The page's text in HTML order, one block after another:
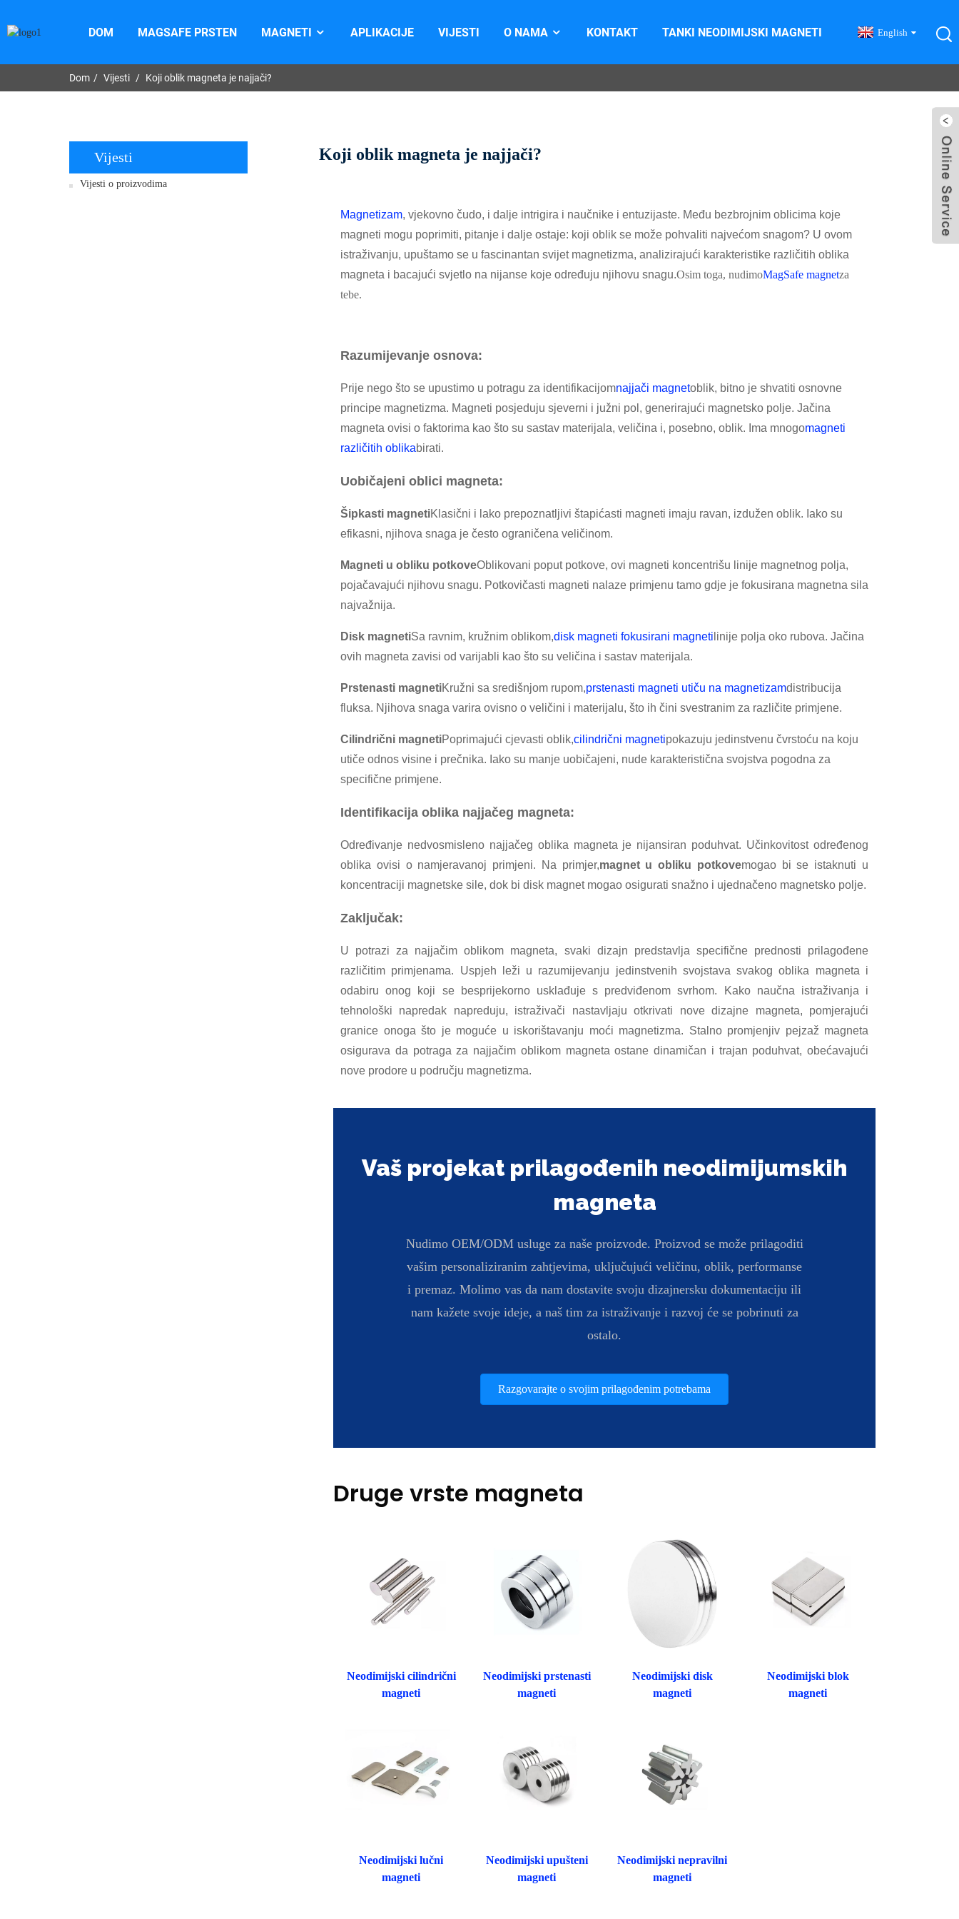
DOM MAGSAFE PRSTEN MAGNETI APLIKACIJE VIJESTI O NAMA KONTAKT TANKI NEODIMIJSKI MAGNETI English
Dom Vijesti Koji oblik magneta je najjači?
Vijesti
Vijesti o proizvodima
Koji oblik magneta je najjači?
Magnetizam, vjekovno čudo, i dalje intrigira i naučnike i entuzijaste. Među bezbrojnim oblicima koje
magneti mogu poprimiti, pitanje i dalje ostaje: koji oblik se može pohvaliti najvećom snagom? U ovom
istraživanju, upuštamo se u fascinantan svijet magnetizma, analizirajući karakteristike različitih oblika
magneta i bacajući svjetlo na nijanse koje određuju njihovu snagu.Osim toga, nudimoMagSafe magnetza
tebe.
Razumijevanje osnova:
Prije nego što se upustimo u potragu za identifikacijomnajjači magnetoblik, bitno je shvatiti osnovne
principe magnetizma. Magneti posjeduju sjeverni i južni pol, generirajući magnetsko polje. Jačina
magneta ovisi o faktorima kao što su sastav materijala, veličina i, posebno, oblik. Ima mnogomagneti
različitih oblikabirati.
Uobičajeni oblici magneta:
Šipkasti magnetiKlasični i lako prepoznatljivi štapićasti magneti imaju ravan, izdužen oblik. Iako su
efikasni, njihova snaga je često ograničena veličinom.
Magneti u obliku potkoveOblikovani poput potkove, ovi magneti koncentrišu linije magnetnog polja,
pojačavajući njihovu snagu. Potkovičasti magneti nalaze primjenu tamo gdje je fokusirana magnetna sila
najvažnija.
Disk magnetiSa ravnim, kružnim oblikom,disk magneti fokusirani magneti linije polja oko rubova. Jačina
ovih magneta zavisi od varijabli kao što su veličina i sastav materijala.
Prstenasti magnetiKružni sa središnjom rupom,prstenasti magneti utiču na magnetizamdistribucija
fluksa. Njihova snaga varira ovisno o veličini i materijalu, što ih čini svestranim za različite primjene.
Cilindrični magnetiPoprimajući cjevasti oblik,cilindrični magnetipokazuju jedinstvenu čvrstoću na koju
utiče odnos visine i prečnika. Iako su manje uobičajeni, nude karakteristična svojstva pogodna za
specifične primjene.
Identifikacija oblika najjačeg magneta:
Određivanje nedvosmisleno najjačeg oblika magneta je nijansiran poduhvat. Učinkovitost određenog
oblika ovisi o namjeravanoj primjeni. Na primjer,magnet u obliku potkovemogao bi se istaknuti u
koncentraciji magnetske sile, dok bi disk magnet mogao osigurati snažno i ujednačeno magnetsko polje.
Zaključak:
U potrazi za najjačim oblikom magneta, svaki dizajn predstavlja specifične prednosti prilagođene
različitim primjenama. Uspjeh leži u razumijevanju jedinstvenih svojstava svakog oblika magneta i
odabiru onog koji se besprijekorno usklađuje s predviđenom svrhom. Kako naučna istraživanja i
tehnološki napredak napreduju, istraživači nastavljaju otkrivati ​​nove dizajne magneta, pomjerajući
granice onoga što je moguće u iskorištavanju moći magnetizma. Stalno promjenjiv pejzaž magneta
osigurava da potraga za najjačim oblikom magneta ostane dinamičan i trajan poduhvat, obećavajući
nove prodore u području magnetizma.
Vaš projekat prilagođenih neodimijumskih
magneta
Nudimo OEM/ODM usluge za naše proizvode. Proizvod se može prilagoditi
vašim personaliziranim zahtjevima, uključujući veličinu, oblik, performanse
i premaz. Molimo vas da nam dostavite svoju dizajnersku dokumentaciju ili
nam kažete svoje ideje, a naš tim za istraživanje i razvoj će se pobrinuti za
ostalo.
Razgovarajte o svojim prilagođenim potrebama
Druge vrste magneta
Neodimijski cilindrični
magneti
Neodimijski prstenasti
magneti
Neodimijski disk
magneti
Neodimijski blok
magneti
Neodimijski lučni
magneti
Neodimijski upušteni
magneti
Neodimijski nepravilni
magneti